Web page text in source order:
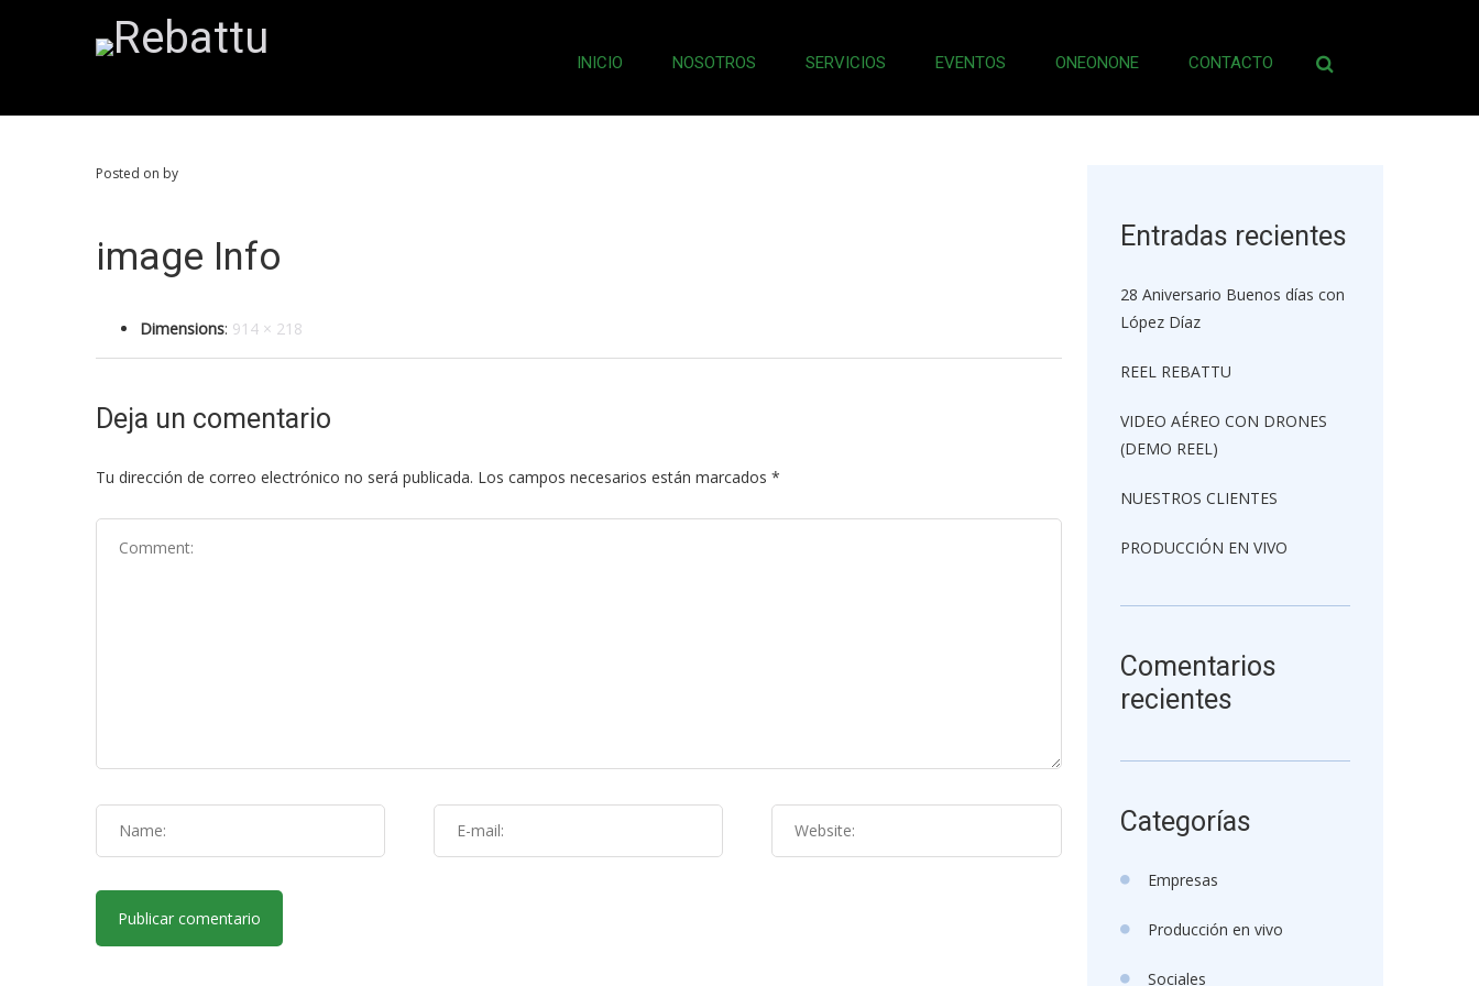
INICIO NOSOTROS SERVICIOS EVENTOS ONEONONE CONTACTO
Buscar:
Posted on by
image Info
Dimensions: 914 × 218
Deja un comentario
Tu dirección de correo electrónico no será publicada. Los campos necesarios están marcados *
Entradas recientes
28 Aniversario Buenos días con
López Díaz
REEL REBATTU
VIDEO AÉREO CON DRONES
(DEMO REEL)
NUESTROS CLIENTES
PRODUCCIÓN EN VIVO
Comentarios
recientes
Categorías
Empresas
Producción en vivo
Sociales